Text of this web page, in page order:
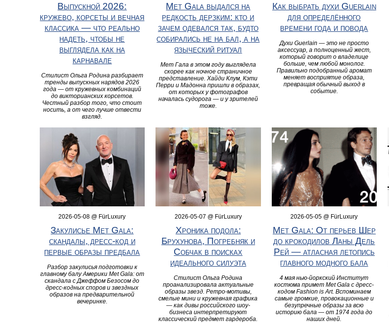
Выпускной 2026:
кружево, корсеты и вечная
классика — что реально
надеть, чтобы не
выглядела как на
карнавале
Стилист Ольга Родина разбирает
тренды выпускных нарядов 2026
года — от кружевных комбинаций
до викторианских корсетов.
Честный разбор того, что стоит
носить, а от чего лучше отвести
взгляд.
Met Gala выдался на
редкость дерзким: кто и
зачем одевался так, будто
собирались не на бал, а на
языческий ритуал
Мет Гала в этом году выглядела
скорее как ночное страничное
представление. Хайди Клум, Кэти
Перри и Мадонна пришли в образах,
от которых у фотографов
началась судорога — и у зрителей
тоже.
Как выбрать духи Guerlain
для определённого
времени года и повода
Духи Guerlain — это не просто
аксессуар, а полноценный жест,
который говорит о владелице
больше, чем любой монолог.
Правильно подобранный аромат
меняет восприятие образа,
превращая обычный выход в
событие.
2026-05-08 @ FürLuxury
Закулисье Met Gala:
скандалы, дресс-код и
первые образы предбала
Разбор закулисья подготовки к
главному балу Америки Met Gala: от
скандала с Джеффом Безосом до
дресс-кодных споров и звездных
образов на предварительной
вечеринке.
2026-05-07 @ FürLuxury
Хроника подола:
Брухунова, Погребняк и
Собчак в поисках
идеального силуэта
Стилист Ольга Родина
проанализировала актуальные
образы звезд. Ретро-мотивы,
смелые мини и кружевная графика
— как дивы российского шоу-
бизнеса интерпретируют
классический предмет гардероба.
2026-05-05 @ FürLuxury
Met Gala: От перьев Шер
до крокодилов Ланы Дель
Рей — атласная летопись
главного модного бала
4 мая нью-йоркский Институт
костюма примет Met Gala с дресс-
кодом Fashion is Art. Вспоминаем
самые громкие, провокационные и
безупречные образы за всю
историю бала — от 1974 года до
наших дней.